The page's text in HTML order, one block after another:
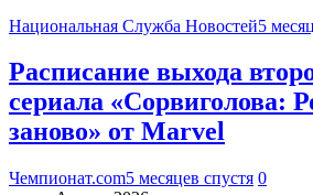
Национальная Служба Новостей5
Расписание выхода
сериала «Сорвиголова:
заново» от Marvel
Чемпионат.com5 месяцев спустя 0